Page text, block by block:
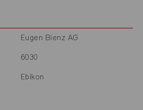
Eugen Bienz AG
6030
Ebikon